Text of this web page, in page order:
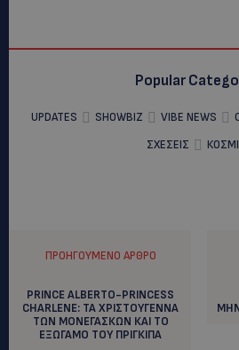
Popular
UPDATES SHOWBIZ VIBE NEWS
ΣΧΕΣΕΙΣ
ΠΡΟΗΓΟΎΜΕΝΟ ΆΡΘΡΟ
PRINCE ALBERTO-PRINCESS
CHARLENE: TA XΡΙΣΤΟΥΓΕΝΝΑ
ΤΩΝ ΜΟΝΕΓΑΣΚΩΝ ΚΑΙ ΤΟ
ΕΞΩΓΑΜΟ ΤΟΥ ΠΡΙΓΚΙΠΑ